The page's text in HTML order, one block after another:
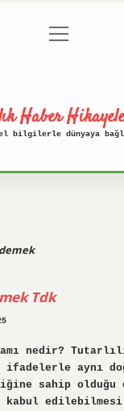
Gizlilik
menüyü
aç
Haber
bilgilerle dünyaya
Tdk
nedir?
aynı
sahip olduğu
kabul